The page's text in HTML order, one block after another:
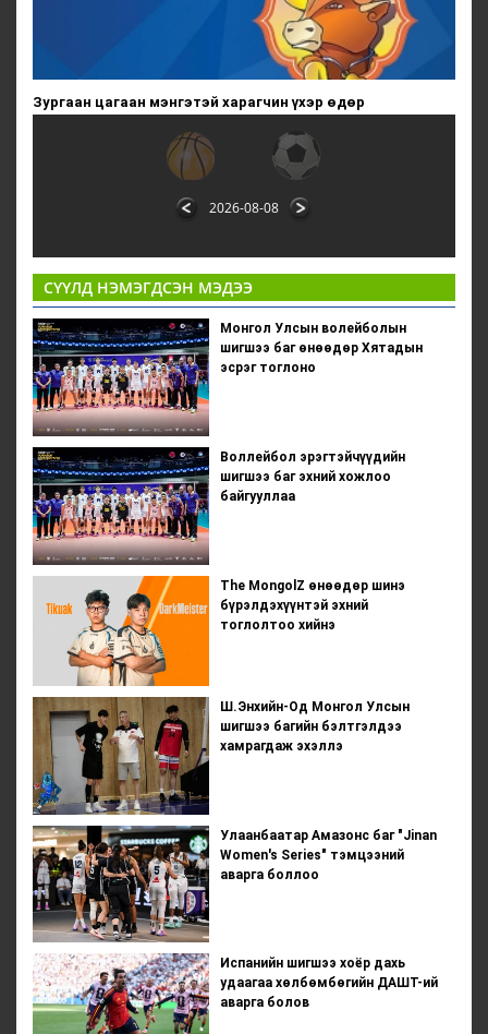
Зургаан цагаан мэнгэтэй харагчин үхэр өдөр
2026-08-08
СҮҮЛД НЭМЭГДСЭН МЭДЭЭ
Монгол Улсын волейболын
шигшээ баг өнөөдөр Хятадын
эсрэг тоглоно
Воллейбол эрэгтэйчүүдийн
шигшээ баг эхний хожлоо
байгууллаа
The MongolZ өнөөдөр шинэ
бүрэлдэхүүнтэй эхний
тоглолтоо хийнэ
Ш.Энхийн-Од Монгол Улсын
шигшээ багийн бэлтгэлдээ
хамрагдаж эхэллэ
Улаанбаатар Амазонс баг "Jinan
Women's Series" тэмцээний
аварга боллоо
Испанийн шигшээ хоёр дахь
удаагаа хөлбөмбөгийн ДАШТ-ий
аварга болов